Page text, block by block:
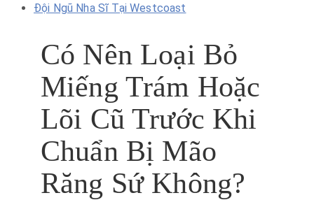
Đội Ngũ Nha Sĩ Tại Westcoast
Có Nên Loại Bỏ
Miếng Trám Hoặc
Lõi Cũ Trước Khi
Chuẩn Bị Mão
Răng Sứ Không?